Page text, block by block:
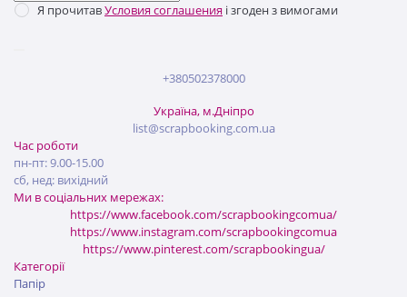
Я прочитавУсловия соглашения і згоден з вимогами
+380502378000
Україна, м.Дніпро
list@scrapbooking.com.ua
Категорії
Папір
Час роботи
пн-пт: 9.00-15.00
сб, нед: вихідний
Ми в соціальних мережах:
https://www.facebook.com/scrapbookingcomua/
https://www.instagram.com/scrapbookingcomua
https://www.pinterest.com/scrapbookingua/